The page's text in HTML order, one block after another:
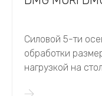
Силовой 5-ти
обработки
нагрузкой на